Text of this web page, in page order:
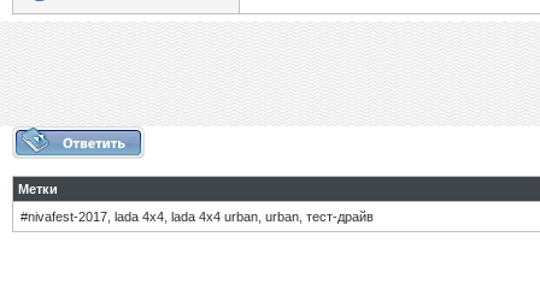
Метки
#nivafest-2017 lada 4x4 lada 4x4 urban urban тест-драйв